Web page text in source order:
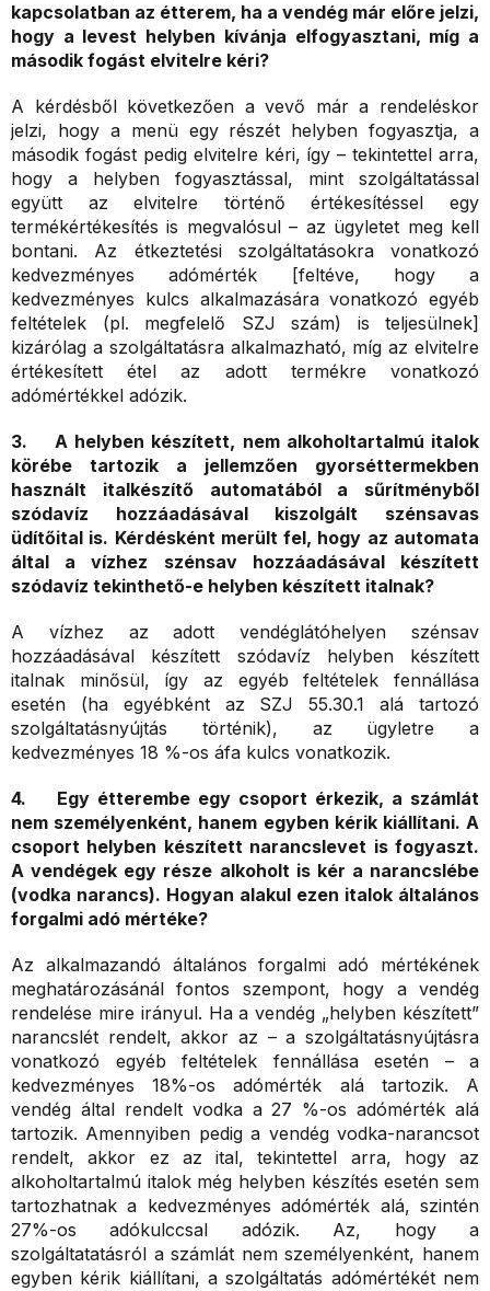
kapcsolatban az étterem, ha a vendég már előre jelzi,
hogy a levest helyben kívánja elfogyasztani, míg a
második fogást elvitelre kéri?
A kérdésből következően a vevő már a rendeléskor
jelzi, hogy a menü egy részét helyben fogyasztja, a
második fogást pedig elvitelre kéri, így – tekintettel arra,
hogy a helyben fogyasztással, mint szolgáltatással
együtt az elvitelre történő értékesítéssel egy
termékértékesítés is megvalósul – az ügyletet meg kell
bontani. Az étkeztetési szolgáltatásokra vonatkozó
kedvezményes adómérték [feltéve, hogy a
kedvezményes kulcs alkalmazására vonatkozó egyéb
feltételek (pl. megfelelő SZJ szám) is teljesülnek]
kizárólag a szolgáltatásra alkalmazható, míg az elvitelre
értékesített étel az adott termékre vonatkozó
adómértékkel adózik.
3. A helyben készített, nem alkoholtartalmú italok
körébe tartozik a jellemzően gyorséttermekben
használt italkészítő automatából a sűrítményből
szódavíz hozzáadásával kiszolgált szénsavas
üdítőital is. Kérdésként merült fel, hogy az automata
által a vízhez szénsav hozzáadásával készített
szódavíz tekinthető-e helyben készített italnak?
A vízhez az adott vendéglátóhelyen szénsav
hozzáadásával készített szódavíz helyben készített
italnak minősül, így az egyéb feltételek fennállása
esetén (ha egyébként az SZJ 55.30.1 alá tartozó
szolgáltatásnyújtás történik), az ügyletre a
kedvezményes 18 %-os áfa kulcs vonatkozik.
4. Egy étterembe egy csoport érkezik, a számlát
nem személyenként, hanem egyben kérik kiállítani. A
csoport helyben készített narancslevet is fogyaszt.
A vendégek egy része alkoholt is kér a narancslébe
(vodka narancs). Hogyan alakul ezen italok általános
forgalmi adó mértéke?
Az alkalmazandó általános forgalmi adó mértékének
meghatározásánál fontos szempont, hogy a vendég
rendelése mire irányul. Ha a vendég „helyben készített”
narancslét rendelt, akkor az – a szolgáltatásnyújtásra
vonatkozó egyéb feltételek fennállása esetén – a
kedvezményes 18%-os adómérték alá tartozik. A
vendég által rendelt vodka a 27 %-os adómérték alá
tartozik. Amennyiben pedig a vendég vodka-narancsot
rendelt, akkor ez az ital, tekintettel arra, hogy az
alkoholtartalmú italok még helyben készítés esetén sem
tartozhatnak a kedvezményes adómérték alá, szintén
27%-os adókulccsal adózik. Az, hogy a
szolgáltatatásról a számlát nem személyenként, hanem
egyben kérik kiállítani, a szolgáltatás adómértékét nem